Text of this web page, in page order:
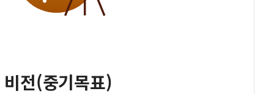
비전(중기목표)